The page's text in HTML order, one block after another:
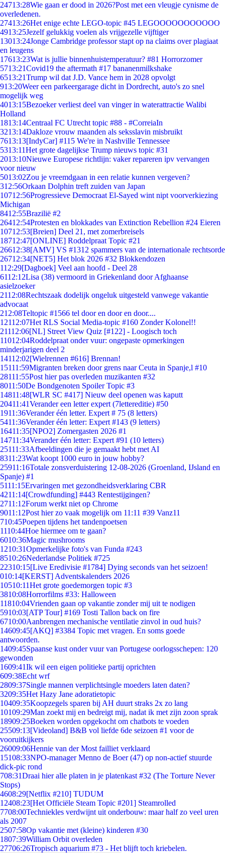
24713:28Wie gaan er dood in 2026?Post met een vleugje cynisme de
overledenen.
27413:26Het enige echte LEGO-topic #45 LEGOOOOOOOOOOO
4913:25Jezelf gelukkig voelen als vrijgezelle vijftiger
13013:24Jonge Cambridge professor stapt op na claims over plagiaat
en leugens
17613:23Wat is jullie binnenhuistemperatuur? #81 Horrorzomer
5713:21Covid19 the aftermath #17 bananenmilkshake
6513:21Trump wil dat J.D. Vance hem in 2028 opvolgt
913:20Weer een parkeergarage dicht in Dordrecht, auto's zo snel
mogelijk weg
4013:15Bezoeker verliest deel van vinger in waterattractie Walibi
Holland
1813:14Centraal FC Utrecht topic #88 - #CorreiaIn
3213:14Dakloze vrouw maanden als seksslavin misbruikt
7613:13[IndyCar] #115 We're in Nashville Tennessee
5313:11Het grote dagelijkse Trump nieuws topic #31
2013:10Nieuwe Europese richtlijn: vaker repareren ipv vervangen
voor nieuw
5013:02Zou je vreemdgaan in een relatie kunnen vergeven?
312:56Orkaan Dolphin treft zuiden van Japan
10712:56Progressieve Democraat El-Sayed wint nipt voorverkiezing
Michigan
8412:55Brazilië #2
26412:54Protesten en blokkades van Extinction Rebellion #24 Eieren
10712:53[Breien] Deel 21, met zomerbreisels
18712:47[ONLINE] Roddelpraat Topic #21
26612:38[AMV] VS #1312 spammers van de internationale rechtsorde
26712:34[NET5] Het blok 2026 #32 Blokkendozen
112:29[Dagboek] Veel aan hoofd - Deel 28
6112:12Lisa (38) vermoord in Griekenland door Afghaanse
asielzoeker
2112:08Rechtszaak dodelijk ongeluk uitgesteld vanwege vakantie
advocaat
212:08Teltopic #1566 tel door en door en door....
12112:07Het RLS Social Media-topic #160 Zonder Kolonel!!
21112:06[NL] Street View Quiz [#122] - Loogisch toch
11012:04Roddelpraat onder vuur: ongepaste opmerkingen
minderjarigen deel 2
14112:02[Wielrennen #616] Brennan!
15111:59Migranten breken door grens naar Ceuta in Spanje,l #10
28111:55Post hier pas overleden muzikanten #32
8011:50De Bondgenoten Spoiler Topic #3
14811:48[WLR SC #417] Nieuw deel openen was kaputt
20411:41Verander een letter expert (7lettereditie) #50
1911:36Verander één letter. Expert # 75 (8 letters)
5411:36Verander één letter: Expert #143 (9 letters)
16411:35[NPO2] Zomergasten 2026 #1
14711:34Verander één letter: Expert #91 (10 letters)
25111:33Afbeeldingen die je gemaakt hebt met AI
8311:23Wat koopt 1000 euro in jouw hobby?
25911:16Totale zonsverduistering 12-08-2026 (Groenland, IJsland en
Spanje) #1
5111:15Ervaringen met gezondheidsverklaring CBR
4211:14[Crowdfunding] #443 Rentestijgingen?
2711:12Forum werkt niet op Chrome
9011:12Post hier zo vaak mogelijk om 11:11 #39 Vanz11
710:45Poepen tijdens het tandenpoetsen
1110:44Hoe hiermee om te gaan?
6010:36Magic mushrooms
1210:31Opmerkelijke foto's van Funda #243
8510:26Nederlandse Politiek #725
22310:15[Live Eredivisie #1784] Dying seconds van het seizoen!
010:14[KERST] Adventskalenders 2026
10510:11Het grote goedemorgen topic #3
3810:08Horrorfilms #33: Halloween
11810:04Vrienden gaan op vakantie zonder mij uit te nodigen
5910:03[ATP Tour] #169 Tosti Tallon back on fire
6710:00Aanbrengen mechanische ventilatie zinvol in oud huis?
14609:45[AKQ] #3384 Topic met vragen. En soms goede
antwoorden.
1409:45Spaanse kust onder vuur van Portugese oorlogsschepen: 120
gewonden
1609:41Ik wil een eigen politieke partij oprichten
609:38Echt wrf
2809:37Single mannen verplichtsingle moeders laten daten?
3209:35Het Hazy Jane adoratietopic
10409:35Koopzegels sparen bij AH duurt straks 2x zo lang
10109:29Man zoekt mij en bedreigt mij, nadat ik met zijn zoon sprak
18909:25Boeken worden opgekocht om chatbots te voeden
25509:13[Videoland] B&B vol liefde 6de seizoen #1 voor de
vooruitkijkers
26009:06Hennie van der Most failliet verklaard
15108:33NPO-manager Menno de Boer (47) op non-actief stuurde
dick-pic rond
708:31Draai hier alle platen in je platenkast #32 (The Torture Never
Stops)
4608:29[Netflix #210] TUDUM
12408:23[Het Officiële Steam Topic #201] Steamrolled
7708:00Techniekles verdwijnt uit onderbouw: maar half zo veel uren
als 2007
2507:58Op vakantie met (kleine) kinderen #30
1807:39William Orbit overleden
27706:26Tropisch aquarium #73 - Het blijft toch kriebelen.